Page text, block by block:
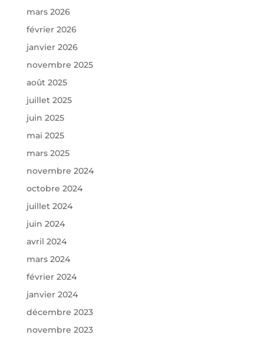
mars 2026
février 2026
janvier 2026
novembre 2025
août 2025
juillet 2025
juin 2025
mai 2025
mars 2025
novembre 2024
octobre 2024
juillet 2024
juin 2024
avril 2024
mars 2024
février 2024
janvier 2024
décembre 2023
novembre 2023